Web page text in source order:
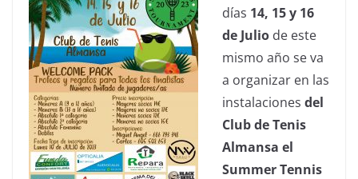
días 14, 15 y 16
de Julio de este
mismo año se va
a organizar en las
instalaciones del
Club de Tenis
Almansa el
Summer Tennis